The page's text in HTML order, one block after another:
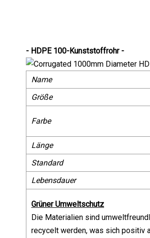
- HDPE 100-Kunststoffrohr -
Name
Größe
Farbe
Länge
Standard
Lebensdauer
Grüner Umweltschutz
Die Materialien sind
recycelt werden, was sich positiv